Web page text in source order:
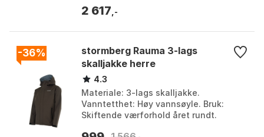
Bright copper...
2 617 ,-
-36%
stormberg Rauma 3-lags
skalljakke herre
4.3
Materiale: 3-lags skalljakke.
Vanntetthet: Høy vannsøyle. Bruk:
Skiftende værforhold året rundt.